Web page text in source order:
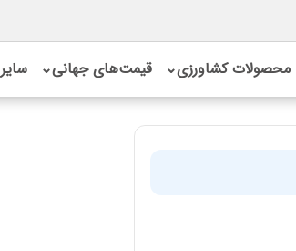
محصولات کشاورزی⌄ قیمت‌های جهانی⌄ سایر